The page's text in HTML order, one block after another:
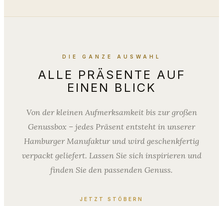
DIE GANZE AUSWAHL
ALLE PRÄSENTE AUF
EINEN BLICK
Von der kleinen Aufmerksamkeit bis zur großen
Genussbox – jedes Präsent entsteht in unserer
Hamburger Manufaktur und wird geschenkfertig
verpackt geliefert. Lassen Sie sich inspirieren und
finden Sie den passenden Genuss.
JETZT STÖBERN